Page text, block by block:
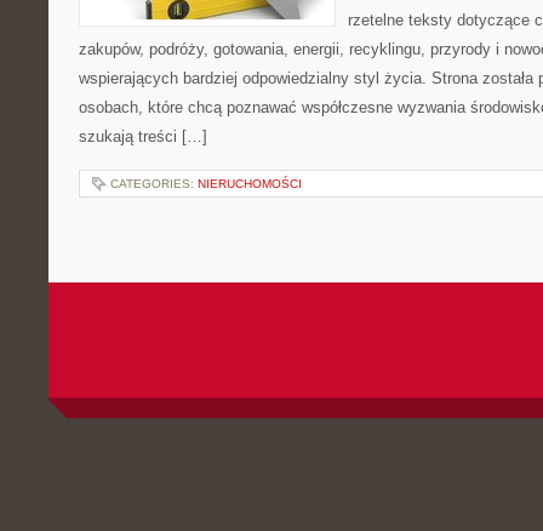
rzetelne teksty dotyczące
zakupów, podróży, gotowania, energii, recyklingu, przyrody i
wspierających bardziej odpowiedzialny styl życia. Strona została
osobach, które chcą poznawać współczesne wyzwania
szukają treści […]
CATEGORIES: NIERUCHOMOŚCI